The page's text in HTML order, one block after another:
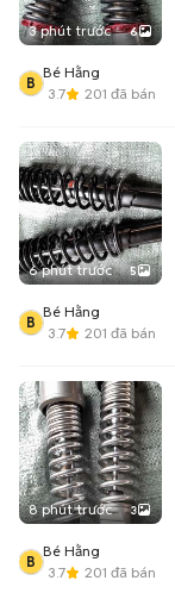
3 phút trước 6
B
Bé Hằng
3.7
201 đã bán
6 phút trước 5
B
Bé Hằng
3.7
201 đã bán
8 phút trước 3
B
Bé Hằng
3.7
201 đã bán